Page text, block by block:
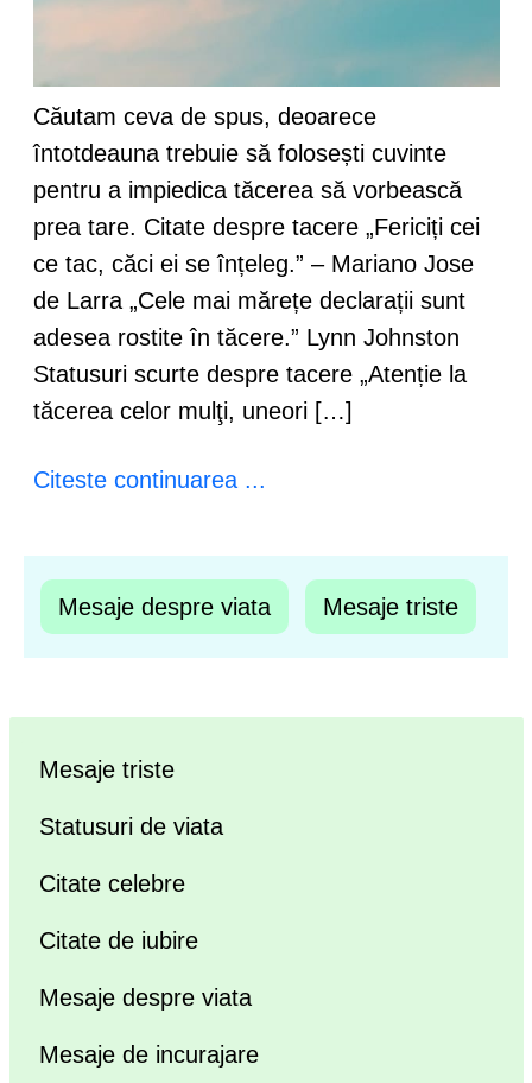
Căutam ceva de spus, deoarece
întotdeauna trebuie să folosești cuvinte
pentru a impiedica tăcerea să vorbească
prea tare. Citate despre tacere „Fericiți cei
ce tac, căci ei se înțeleg.” – Mariano Jose
de Larra „Cele mai mărețe declarații sunt
adesea rostite în tăcere.” Lynn Johnston
Statusuri scurte despre tacere „Atenție la
tăcerea celor mulţi, uneori […]
Citeste continuarea ...
Mesaje despre viata Mesaje triste
Mesaje triste
Statusuri de viata
Citate celebre
Citate de iubire
Mesaje despre viata
Mesaje de incurajare